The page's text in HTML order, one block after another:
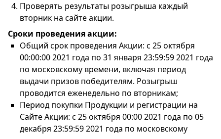
Проверять результаты розыгрыша каждый
вторник на сайте акции.
Сроки проведения акции:
Общий срок проведения Акции: с 25 октября
00:00:00 2021 года по 31 января 23:59:59 2021 года
по московскому времени, включая период
выдачи призов победителям. Розыгрыш
проводится еженедельно по вторникам;
Период покупки Продукции и регистрации на
Сайте Акции: с 25 октября 00:00 2021 года по 05
декабря 23:59:59 2021 года по московскому